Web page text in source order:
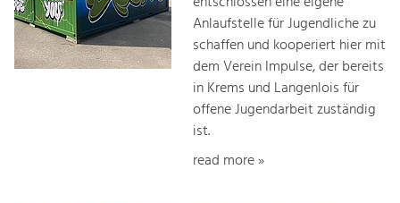
Anlaufstelle für Jugendliche zu
schaffen und kooperiert hier mit
dem Verein Impulse, der bereits
in Krems und Langenlois für
offene Jugendarbeit zuständig
ist.
read more »